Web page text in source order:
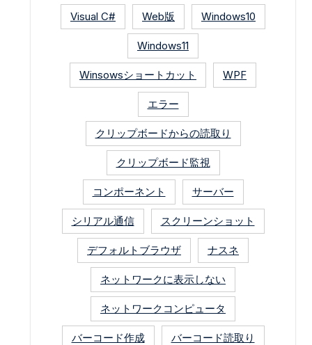
Visual C# Web版 Windows10
Windows11
Winsowsショートカット WPF
エラー
クリップボードからの読取り
クリップボード監視
コンポーネント サーバー
シリアル通信 スクリーンショット
デフォルトブラウザ ナスネ
ネットワークに表示しない
ネットワークコンピュータ
バーコード作成 バーコード読取り